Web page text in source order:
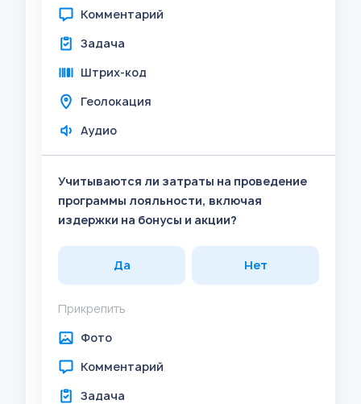
Комментарий
Задача
Штрих-код
Геолокация
Аудио
Учитываются ли затраты на проведение
программы лояльности, включая
издержки на бонусы и акции?
Да Нет
Прикрепить
Фото
Комментарий
Задача